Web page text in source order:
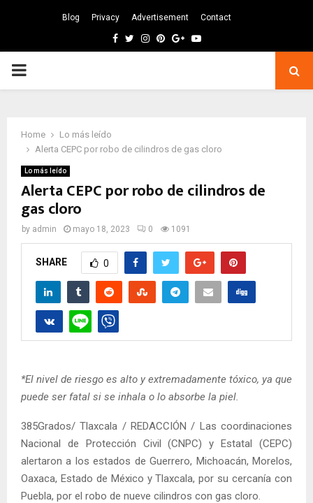
Blog Privacy Advertisement Contact
Facebook
TwitterInstagram
Pinterest
GoogleYoutube
PRIMARY
Home
Lo más leído
Alerta CEPC por robo de cilindros de gas cloro
Lo más leído
Alerta CEPC por robo de cilindros de
gas cloro
by admin mayo 18, 2023 0 1091
SHARE 0
*El nivel de riesgo es alto y extremadamente tóxico, ya que
puede ser fatal si se inhala o lo absorbe la piel.
385Grados/ Tlaxcala / REDACCIÓN / Las coordinaciones
Nacional de Protección Civil (CNPC) y Estatal (CEPC)
alertaron a los estados de Guerrero, Michoacán, Morelos,
Oaxaca, Estado de México y Tlaxcala, por su cercanía con
Puebla, por el robo de nueve cilindros con gas cloro.